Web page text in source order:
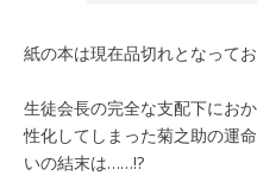
紙の本は現在品切れとなってお
生徒会長の完全な支配下にお
性化してしまった菊之助の運
いの結末は……!?